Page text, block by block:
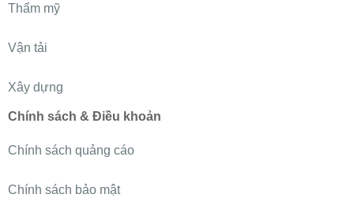
Thẩm mỹ
Vận tải
Xây dựng
Chính sách & Điều khoản
Chính sách quảng cáo
Chính sách bảo mật